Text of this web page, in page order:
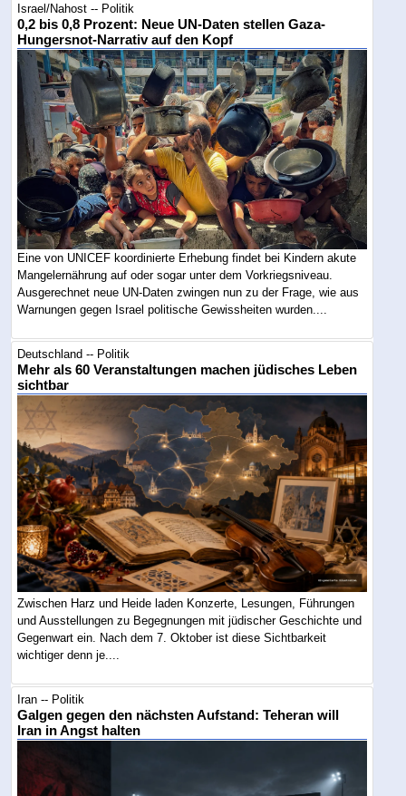
Israel/Nahost -- Politik
0,2 bis 0,8 Prozent: Neue UN-Daten stellen Gaza-
Hungersnot-Narrativ auf den Kopf
Eine von UNICEF koordinierte Erhebung findet bei Kindern akute
Mangelernährung auf oder sogar unter dem Vorkriegsniveau.
Ausgerechnet neue UN-Daten zwingen nun zu der Frage, wie aus
Warnungen gegen Israel politische Gewissheiten wurden....
Deutschland -- Politik
Mehr als 60 Veranstaltungen machen jüdisches Leben
sichtbar
Zwischen Harz und Heide laden Konzerte, Lesungen, Führungen
und Ausstellungen zu Begegnungen mit jüdischer Geschichte und
Gegenwart ein. Nach dem 7. Oktober ist diese Sichtbarkeit
wichtiger denn je....
Iran -- Politik
Galgen gegen den nächsten Aufstand: Teheran will
Iran in Angst halten